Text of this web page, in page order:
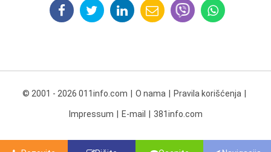
© 2001 - 2026 011info.com O nama Pravila korišćenja
Impressum E-mail 381info.com